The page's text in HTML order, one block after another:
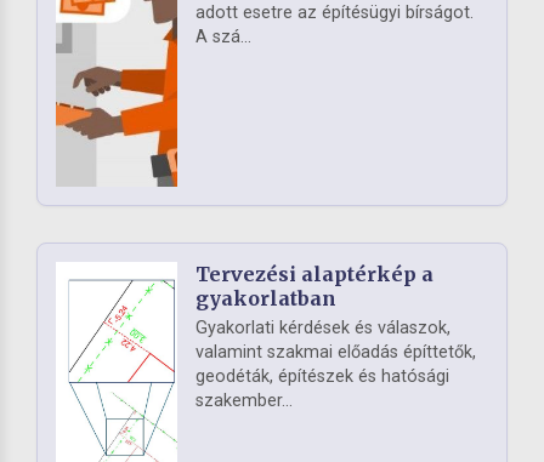
adott esetre az építésügyi bírságot.
A szá...
Tervezési alaptérkép a
gyakorlatban
Gyakorlati kérdések és válaszok,
valamint szakmai előadás építtetők,
geodéták, építészek és hatósági
szakember...